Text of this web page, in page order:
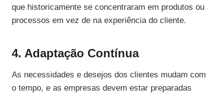
que historicamente se concentraram em produtos ou
processos em vez de na experiência do cliente.
4. Adaptação Contínua
As necessidades e desejos dos clientes mudam com
o tempo, e as empresas devem estar preparadas